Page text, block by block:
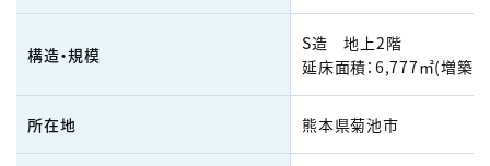
構造・規模
S造 地上2階
延床面積：6,777㎡(増築
所在地 熊本県菊池市